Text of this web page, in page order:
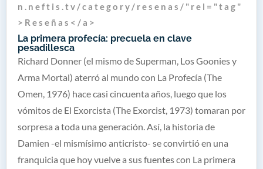
La primera profecía: precuela en clave
pesadillesca
n . n e f t i s . t v / c a t e g o r y / r e s e n a s / " r e l = " t a g "
> R e s e ñ a s < / a >
Richard Donner (el mismo de Superman, Los Goonies y
Arma Mortal) aterró al mundo con La Profecía (The
Omen, 1976) hace casi cincuenta años, luego que los
vómitos de El Exorcista (The Exorcist, 1973) tomaran por
sorpresa a toda una generación. Así, la historia de
Damien -el mismísimo anticristo- se convirtió en una
franquicia que hoy vuelve a sus fuentes con La primera